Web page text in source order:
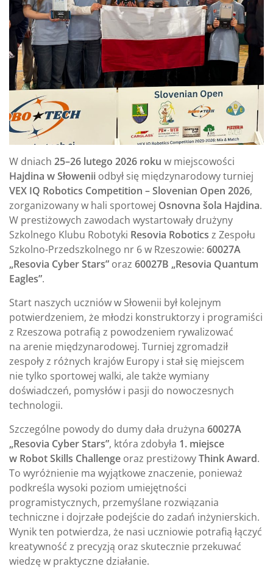
W dniach 25–26 lutego 2026 roku w miejscowości
Hajdina w Słowenii odbył się międzynarodowy turniej
VEX IQ Robotics Competition – Slovenian Open 2026,
zorganizowany w hali sportowej Osnovna šola Hajdina.
W prestiżowych zawodach wystartowały drużyny
Szkolnego Klubu Robotyki Resovia Robotics z Zespołu
Szkolno-Przedszkolnego nr 6 w Rzeszowie: 60027A
„Resovia Cyber Stars” oraz 60027B „Resovia Quantum
Eagles”.
Start naszych uczniów w Słowenii był kolejnym
potwierdzeniem, że młodzi konstruktorzy i programiści
z Rzeszowa potrafią z powodzeniem rywalizować
na arenie międzynarodowej. Turniej zgromadził
zespoły z różnych krajów Europy i stał się miejscem
nie tylko sportowej walki, ale także wymiany
doświadczeń, pomysłów i pasji do nowoczesnych
technologii.
Szczególne powody do dumy dała drużyna 60027A
„Resovia Cyber Stars”, która zdobyła 1. miejsce
w Robot Skills Challenge oraz prestiżowyThink Award.
To wyróżnienie ma wyjątkowe znaczenie, ponieważ
podkreśla wysoki poziom umiejętności
programistycznych, przemyślane rozwiązania
techniczne i dojrzałe podejście do zadań inżynierskich.
Wynik ten potwierdza, że nasi uczniowie potrafią łączyć
kreatywność z precyzją oraz skutecznie przekuwać
wiedzę w praktyczne działanie.